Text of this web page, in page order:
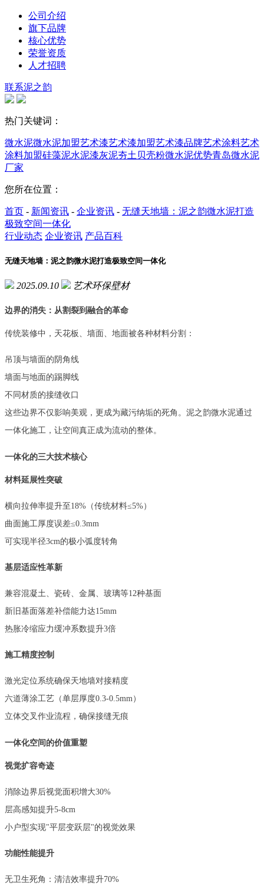
公司介绍
旗下品牌
核心优势
荣誉资质
人才招聘
联系泥之韵
热门关键词：
微水泥微水泥加盟艺术漆艺术漆加盟艺术漆品牌艺术涂料艺术
涂料加盟硅藻泥水泥漆灰泥夯土 贝壳粉微水泥优势青岛微水泥
厂家
您所在位置：
首页 - 新闻资讯 - 企业资讯 - 无缝天地墙：泥之韵微水泥打造
极致空间一体化
行业动态 企业资讯 产品百科
无缝天地墙：泥之韵微水泥打造极致空间一体化
2025.09.10 艺术环保壁材
边界的消失：从割裂到融合的革命
传统装修中，天花板、墙面、地面被各种材料分割：
吊顶与墙面的阴角线
墙面与地面的踢脚线
不同材质的接缝收口
这些边界不仅影响美观，更成为藏污纳垢的死角。泥之韵微水泥通过
一体化施工，让空间真正成为流动的整体。
一体化的三大技术核心
材料延展性突破
横向拉伸率提升至 18%（传统材料≤5%）
曲面施工厚度误差≤0.3mm
可实现半径3cm的极小弧度转角
基层适应性革新
兼容混凝土、瓷砖、金属、玻璃等12种基面
新旧基面落差补偿能力达15mm
热胀冷缩应力缓冲系数提升3倍
施工精度控制
激光定位系统确保天地墙对接精度
六道薄涂工艺（单层厚度0.3-0.5mm）
立体交叉作业流程，确保接缝无痕
一体化空间的价值重塑
视觉扩容奇迹
消除边界后视觉面积增大30%
层高感知提升5-8cm
小户型实现"平层变跃层"的视觉效果
功能性能提升
无卫生死角：清洁效率提升70%